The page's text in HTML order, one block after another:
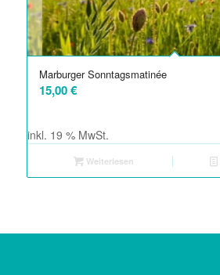
Marburger Sonntagsmatinée
15,00€
inkl. 19 % MwSt.
Weiterlesen